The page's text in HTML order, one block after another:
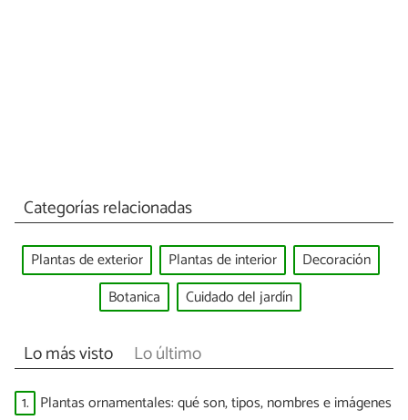
Categorías relacionadas
Plantas de exterior Plantas de interior
Decoración
Botanica
Cuidado del jardín
Lo más visto Lo último
1. Plantas ornamentales: qué son, tipos, nombres e imágenes